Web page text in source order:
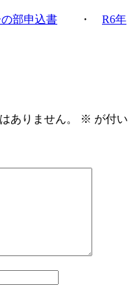
部申込書 ・ R6年
ありません。 ※ が付い